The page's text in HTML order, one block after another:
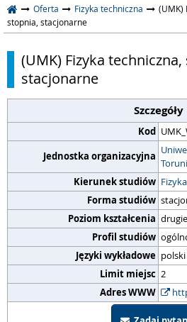
Oferta Fizyka techniczna
(UMK)
stopnia, stacjonarne
(UMK) Fizyka
stacjonarne
Szczegóły
Kod
Jednostka organizacyjna
Kierunek studiów
Forma studiów
Poziom kształcenia
Profil studiów
Języki wykładowe polski
Limit miejsc 2
Adres WWW